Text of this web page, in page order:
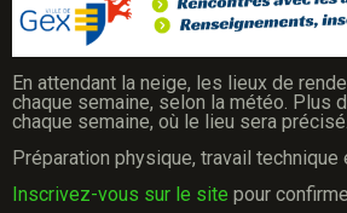
En attendant la neige, les lieux de
chaque semaine, selon la météo. Plus
chaque semaine, où le lieu sera précisé.
Préparation physique, travail technique
Inscrivez-vous sur le site pour